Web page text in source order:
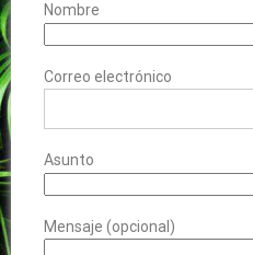
Nombre
Correo electrónico
Asunto
Mensaje (opcional)